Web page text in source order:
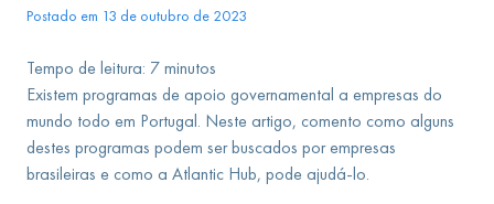
Postado em 13 de outubro de 2023
Tempo de leitura: 7 minutos
Existem programas de apoio governamental a empresas do
mundo todo em Portugal. Neste artigo, comento como alguns
destes programas podem ser buscados por empresas
brasileiras e como a Atlantic Hub, pode ajudá-lo.